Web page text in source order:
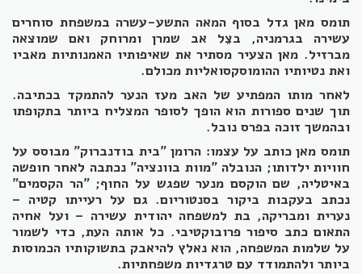
תומס מאן גדל בסוף המאה התשע-עשרה במשפחת סוחרים
עשירה בגרמניה, בצֵל אב שמרן ומרוחק ואם שמוצאה
מברזיל. מאן הצעיר מסתיר את שאיפותיו האמנותיות מאביו
ואת נטיותיו ההומוסקסואליות מכולם.
לאחר מותו המפתיע של האב מעז הנער להתמקד בכתיבה.
תוך שנים ספורות הוא הופך לסופר המצליח ביותר בתקופתו
ובהמשך זוכה בפרס נובל.
תומס מאן כותב על עצמו: הרומן "בית בודנברוק" מבוסס על
חוויות ילדותו; הנובלה "מוות בוונציה" נכתבה לאחר חופשה
באיטליה, שם הוקסם מנער שפגש על החוף; "הר הקסמים"
נכתב בעקבות ביקור בסנטוריום. גם על רעייתו קטיה –
נערית ומבריקה, בת למשפחה יהודית עשירה – ועל אחיה
התאום כתב סיפור פרובוקטיבי. כל אותה העת, כדי לשמור
על שלמות המשפחה, הוא נאלץ להיאבק בתשוקותיו הכמוסות
ביותר ולהתמודד עם טרגדיות משפחתיות.